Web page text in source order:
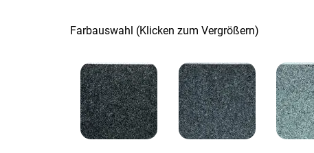
Farbauswahl (Klicken zum Vergrößern)